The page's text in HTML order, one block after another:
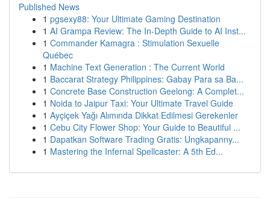
Published News
1 pgsexy88: Your Ultimate Gaming Destination
1 AI Grampa Review: The In-Depth Guide to AI Inst...
1 Commander Kamagra : Stimulation Sexuelle
Québec
1 Machine Text Generation : The Current World
1 Baccarat Strategy Philippines: Gabay Para sa Ba...
1 Concrete Base Construction Geelong: A Complet...
1 Noida to Jaipur Taxi: Your Ultimate Travel Guide
1 Ayçiçek Yağı Alımında Dikkat Edilmesi Gerekenler
1 Cebu City Flower Shop: Your Guide to Beautiful ...
1 Dapatkan Software Trading Gratis: Ungkapanny...
1 Mastering the Infernal Spellcaster: A 5th Ed...